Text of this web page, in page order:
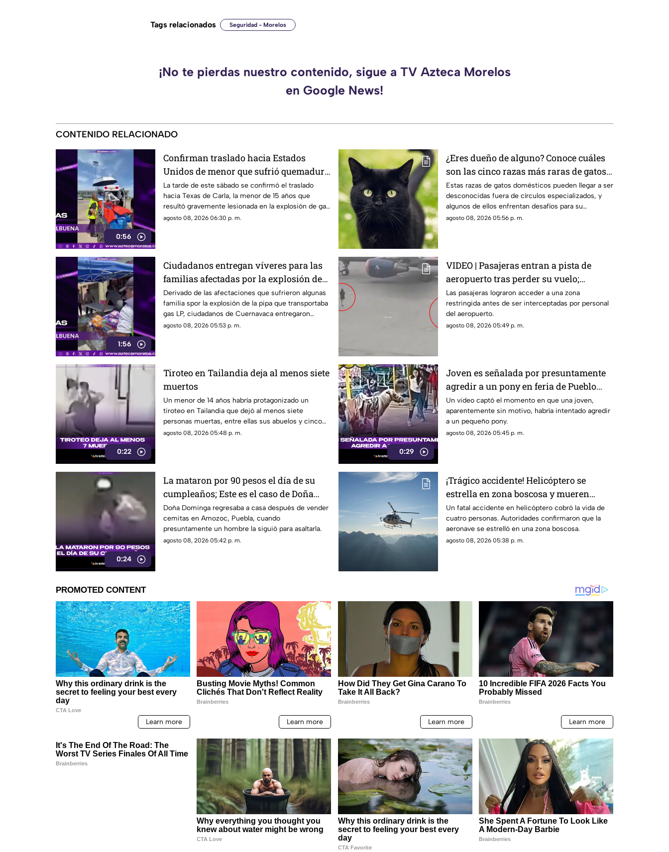
Tags relacionados Seguridad - Morelos
¡No te pierdas nuestro contenido, sigue a TV Azteca Morelos
en Google News!
CONTENIDO RELACIONADO
0:56
Confirman traslado hacia Estados
Unidos de menor que sufrió quemadura
en la explosión de gas LP en
Cuernavaca
La tarde de este sábado se confirmó el traslado
hacia Texas de Carla, la menor de 15 años que
resultó gravemente lesionada en la explosión de gas
en Cuernavaca.
agosto 08, 2026 06:30 p. m.
¿Eres dueño de alguno? Conoce cuáles
son las cinco razas más raras de gatos
domésticos en todo el mundo
Estas razas de gatos domésticos pueden llegar a ser
desconocidas fuera de círculos especializados, y
algunos de ellos enfrentan desafíos para su
preservación.
agosto 08, 2026 05:56 p. m.
1:56
Ciudadanos entregan víveres para las
familias afectadas por la explosión de
pipa en Cuernavaca
Derivado de las afectaciones que sufrieron algunas
familia spor la explosión de la pipa que transportaba
gas LP, ciudadanos de Cuernavaca entregaron
víveres en la zona.
agosto 08, 2026 05:53 p. m.
VIDEO | Pasajeras entran a pista de
aeropuerto tras perder su vuelo;
autoridades logran detenerlas
Las pasajeras lograron acceder a una zona
restringida antes de ser interceptadas por personal
del aeropuerto.
agosto 08, 2026 05:49 p. m.
0:22
Tiroteo en Tailandia deja al menos siete
muertos
Un menor de 14 años habría protagonizado un
tiroteo en Tailandia que dejó al menos siete
personas muertas, entre ellas sus abuelos y cinco
personas en una escuela.
agosto 08, 2026 05:48 p. m.
0:29
Joven es señalada por presuntamente
agredir a un pony en feria de Pueblo
Mágico
Un video captó el momento en que una joven,
aparentemente sin motivo, habría intentado agredir
a un pequeño pony.
agosto 08, 2026 05:45 p. m.
0:24
La mataron por 90 pesos el día de su
cumpleaños; Este es el caso de Doña
Dominga
Doña Dominga regresaba a casa después de vender
cemitas en Amozoc, Puebla, cuando
presuntamente un hombre la siguió para asaltarla.
agosto 08, 2026 05:42 p. m.
¡Trágico accidente! Helicóptero se
estrella en zona boscosa y mueren
cuatro personas
Un fatal accidente en helicóptero cobró la vida de
cuatro personas. Autoridades confirmaron que la
aeronave se estrelló en una zona boscosa.
agosto 08, 2026 05:38 p. m.